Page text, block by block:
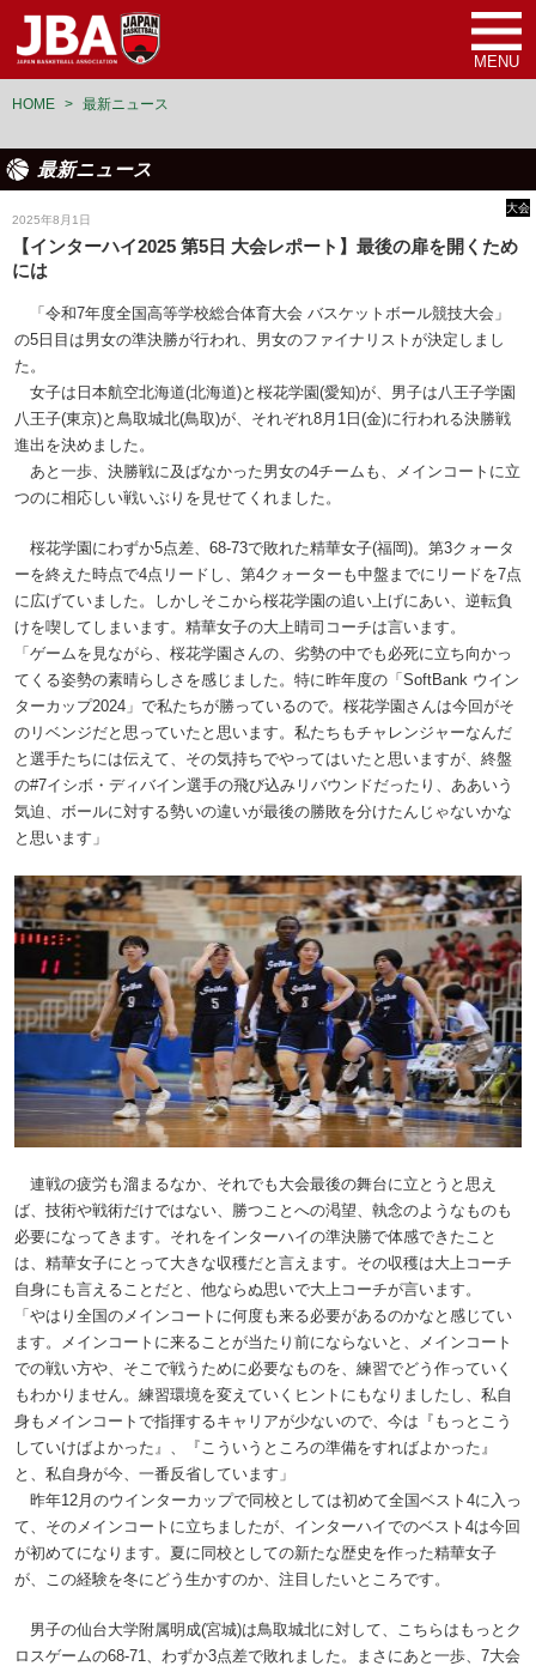
MENU
HOME > 最新ニュース
最新ニュース
2025年8月1日
大会
【インターハイ2025 第5日 大会レポート】最後の扉を開くため
には
「令和7年度全国高等学校総合体育大会 バスケットボール競技大会」
の5日目は男女の準決勝が行われ、男女のファイナリストが決定しまし
た。
女子は日本航空北海道(北海道)と桜花学園(愛知)が、男子は八王子学園
八王子(東京)と鳥取城北(鳥取)が、それぞれ8月1日(金)に行われる決勝戦
進出を決めました。
あと一歩、決勝戦に及ばなかった男女の4チームも、メインコートに立
つのに相応しい戦いぶりを見せてくれました。
桜花学園にわずか5点差、68-73で敗れた精華女子(福岡)。第3クォータ
ーを終えた時点で4点リードし、第4クォーターも中盤までにリードを7点
に広げていました。しかしそこから桜花学園の追い上げにあい、逆転負
けを喫してしまいます。精華女子の大上晴司コーチは言います。
「ゲームを見ながら、桜花学園さんの、劣勢の中でも必死に立ち向かっ
てくる姿勢の素晴らしさを感じました。特に昨年度の「SoftBank ウイン
ターカップ2024」で私たちが勝っているので。桜花学園さんは今回がそ
のリベンジだと思っていたと思います。私たちもチャレンジャーなんだ
と選手たちには伝えて、その気持ちでやってはいたと思いますが、終盤
の#7イシボ・ディバイン選手の飛び込みリバウンドだったり、ああいう
気迫、ボールに対する勢いの違いが最後の勝敗を分けたんじゃないかな
と思います」
連戦の疲労も溜まるなか、それでも大会最後の舞台に立とうと思え
ば、技術や戦術だけではない、勝つことへの渇望、執念のようなものも
必要になってきます。それをインターハイの準決勝で体感できたこと
は、精華女子にとって大きな収穫だと言えます。その収穫は大上コーチ
自身にも言えることだと、他ならぬ思いで大上コーチが言います。
「やはり全国のメインコートに何度も来る必要があるのかなと感じてい
ます。メインコートに来ることが当たり前にならないと、メインコート
での戦い方や、そこで戦うために必要なものを、練習でどう作っていく
もわかりません。練習環境を変えていくヒントにもなりましたし、私自
身もメインコートで指揮するキャリアが少ないので、今は『もっとこう
していけばよかった』、『こういうところの準備をすればよかった』
と、私自身が今、一番反省しています」
昨年12月のウインターカップで同校としては初めて全国ベスト4に入っ
て、そのメインコートに立ちましたが、インターハイでのベスト4は今回
が初めてになります。夏に同校としての新たな歴史を作った精華女子
が、この経験を冬にどう生かすのか、注目したいところです。
男子の仙台大学附属明成(宮城)は鳥取城北に対して、こちらはもっとク
ロスゲームの68-71、わずか3点差で敗れました。まさにあと一歩、7大会